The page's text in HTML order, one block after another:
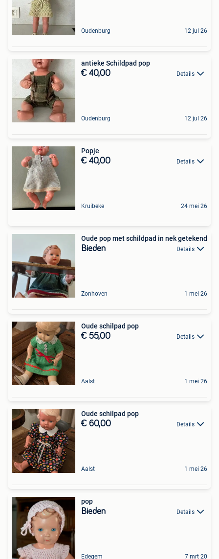
Oudenburg 12 jul 26
antieke Schildpad pop
€ 40,00 Details
Oudenburg 12 jul 26
Popje
€ 40,00 Details
Kruibeke 24 mei 26
Oude pop met schildpad in nek getekend
Bieden Details
Zonhoven 1 mei 26
Oude schilpad pop
€ 55,00 Details
Aalst 1 mei 26
Oude schilpad pop
€ 60,00 Details
Aalst 1 mei 26
pop
Bieden Details
Edegem 7 mrt 20